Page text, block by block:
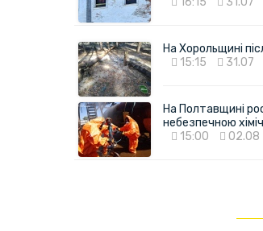
На Хорольщині
15:15
31.07
На Полтавщині
небезпечною
15:00
02.08